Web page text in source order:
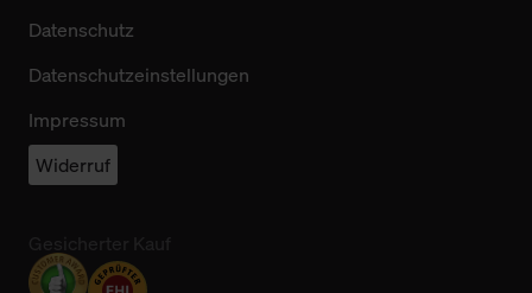
Datenschutz
Datenschutzeinstellungen
Impressum
Widerruf